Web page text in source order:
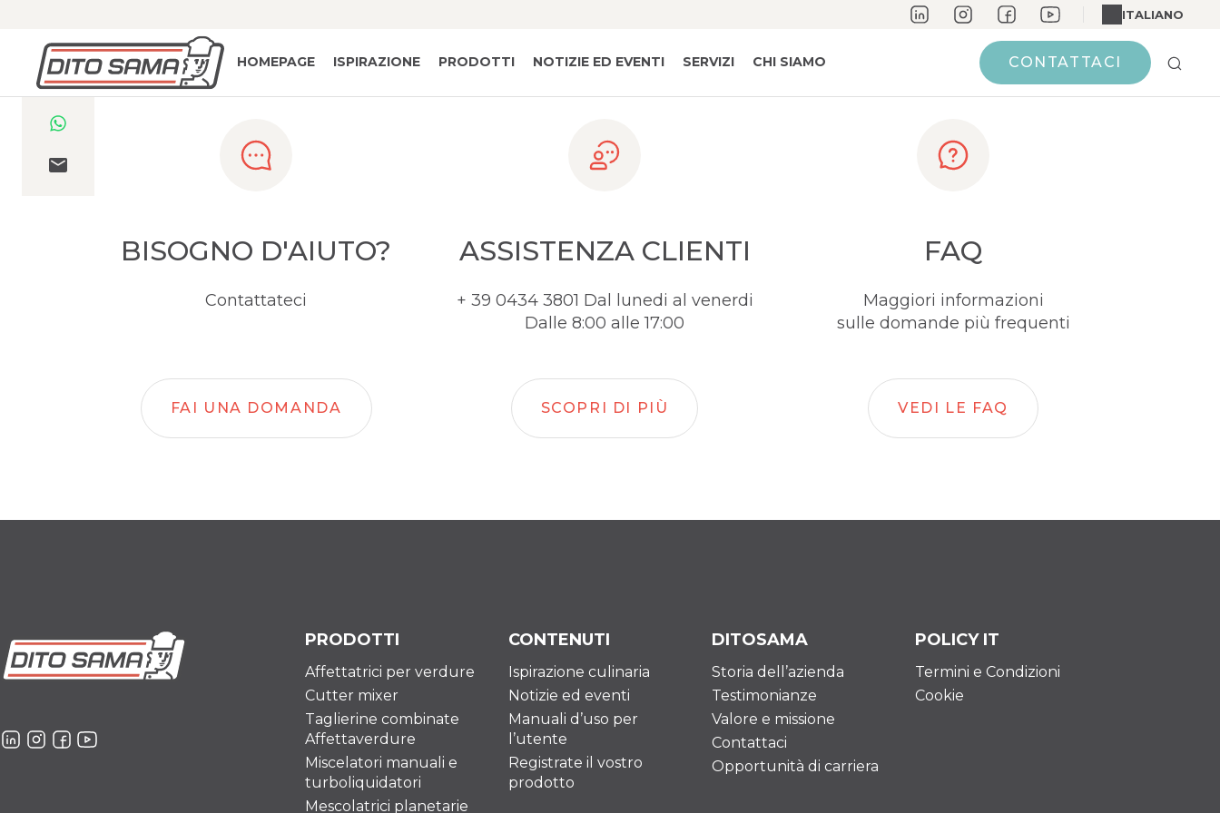
ITALIANO
HOMEPAGE ISPIRAZIONE PRODOTTI NOTIZIE ED EVENTI SERVIZI CHI SIAMO CONTATTACI
BISOGNO D'AIUTO?
Contattateci
FAI UNA DOMANDA
ASSISTENZA CLIENTI
+ 39 0434 3801 Dal lunedi al venerdi
Dalle 8:00 alle 17:00
SCOPRI DI PIÙ
FAQ
Maggiori informazioni
sulle domande più frequenti
VEDI LE FAQ
PRODOTTI
Affettatrici per verdure
Cutter mixer
Taglierine combinate
Affettaverdure
Miscelatori manuali e
turboliquidatori
Mescolatrici planetarie
CONTENUTI
Ispirazione culinaria
Notizie ed eventi
Manuali d’uso per
l’utente
Registrate il vostro
prodotto
DITOSAMA
Storia dell’azienda
Testimonianze
Valore e missione
Contattaci
Opportunità di carriera
POLICY IT
Termini e Condizioni
Cookie